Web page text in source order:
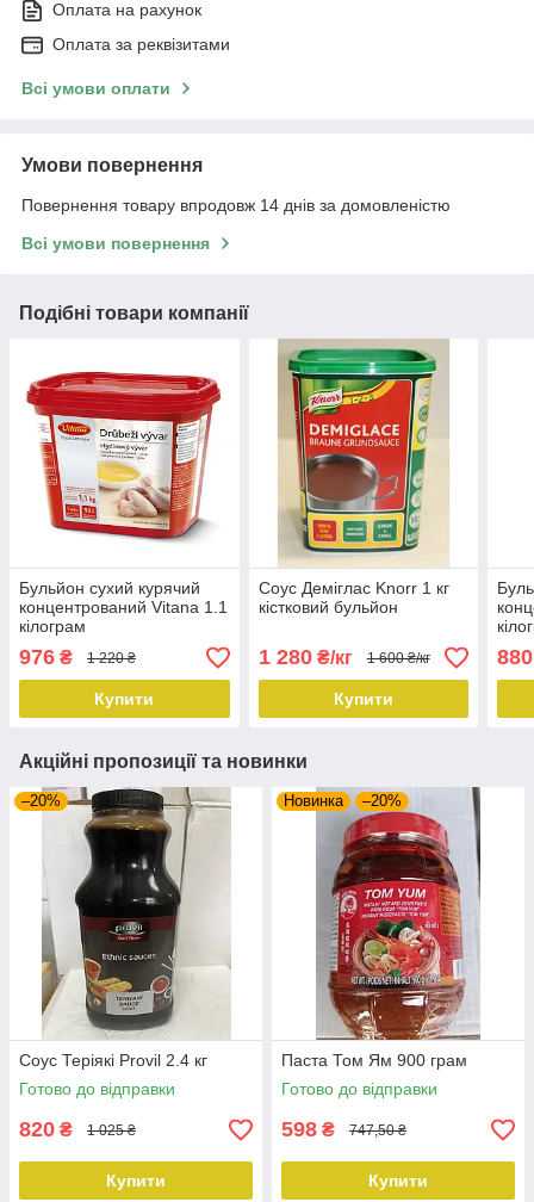
Оплата на рахунок
Оплата за реквізитами
Всі умови оплати
Умови повернення
Повернення товару впродовж 14 днів за домовленістю
Всі умови повернення
Подібні товари компанії
Бульйон сухий курячий
концентрований Vitana 1.1
кілограм
976 ₴ 1 220 ₴
Купити
Соус Деміглас Knorr 1 кг
кістковий бульйон
1 280₴/кг 1 600 ₴/кг
Купити
880
Акційні пропозиції та новинки
–20%
Соус Теріякі Provil 2.4 кг
Готово до відправки
820 ₴ 1 025 ₴
Купити
Новинка –20%
Паста Том Ям 900 грам
Готово до відправки
598 ₴ 747,50 ₴
Купити